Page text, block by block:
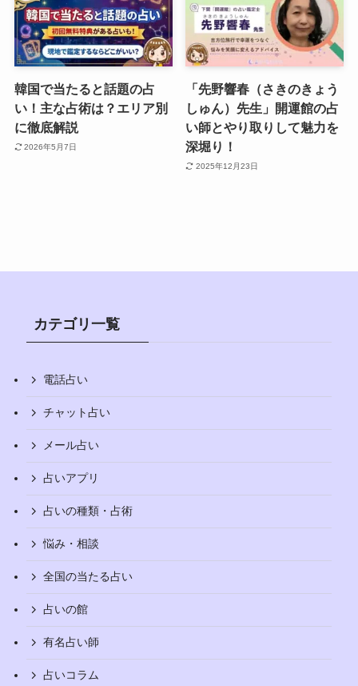
韓国で当たると話題の占
い！主な占術は？エリア別
に徹底解説
2026年5月7日
「先野響春（さきのきょう
しゅん）先生」開運館の占
い師とやり取りして魅力を
深堀り！
2025年12月23日
カテゴリ一覧
電話占い
チャット占い
メール占い
占いアプリ
占いの種類・占術
悩み・相談
全国の当たる占い
占いの館
有名占い師
占いコラム